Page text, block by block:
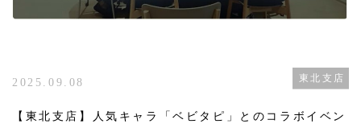
2025.09.08 東北支店
【東北支店】人気キャラ「ベビタピ」とのコラボイベン